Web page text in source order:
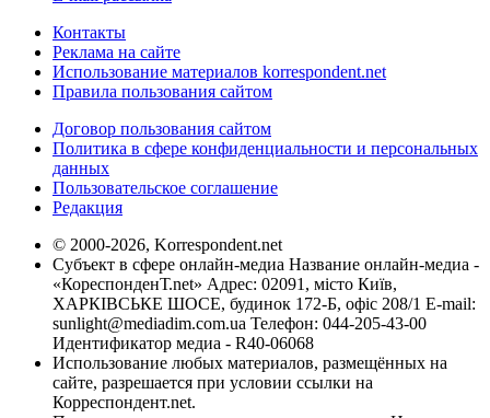
Контакты
Реклама на сайте
Использование материалов korrespondent.net
Правила пользования сайтом
Договор пользования сайтом
Политика в сфере конфиденциальности и персональных
данных
Пользовательское соглашение
Редакция
© 2000-2026, Korrespondent.net
Субъект в сфере онлайн-медиа Название онлайн-медиа -
«КореспонденТ.net» Адрес: 02091, місто Київ,
ХАРКІВСЬКЕ ШОСЕ, будинок 172-Б, офіс 208/1 E-mail:
sunlight@mediadim.com.ua Телефон: 044-205-43-00
Идентификатор медиа - R40-06068
Использование любых материалов, размещённых на
сайте, разрешается при условии ссылки на
Корреспондент.net.